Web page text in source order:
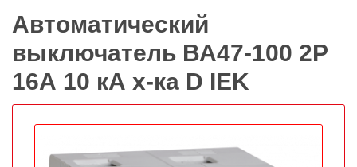
Автоматический
выключатель ВА47-100 2Р
16А 10 кА х-ка D IEK